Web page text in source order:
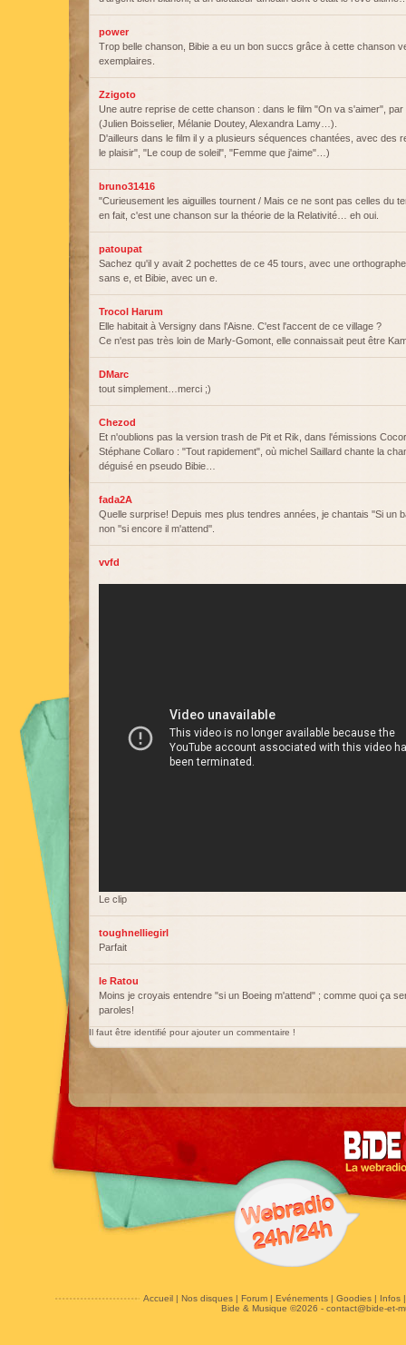
power
Trop belle chanson, Bibie a eu un bon succs grâce à cette chanson
exemplaires.
Zzigoto
Une autre reprise de cette chanson : dans le film "On va s'aimer",
(Julien Boisselier, Mélanie Doutey, Alexandra Lamy…).
D'ailleurs dans le film il y a plusieurs séquences chantées, avec des
le plaisir", "Le coup de soleil", "Femme que j'aime"…)
bruno31416
"Curieusement les aiguilles tournent / Mais ce ne sont pas celles du
en fait, c'est une chanson sur la théorie de la Relativité… eh oui.
patoupat
Sachez qu'il y avait 2 pochettes de ce 45 tours, avec une
sans e, et Bibie, avec un e.
Trocol Harum
Elle habitait à Versigny dans l'Aisne. C'est l'accent de ce village ?
Ce n'est pas très loin de Marly-Gomont, elle connaissait peut être
DMarc
tout simplement…merci ;)
Chezod
Et n'oublions pas la version trash de Pit et Rik, dans l'émissions
Stéphane Collaro : "Tout rapidement", où michel Saillard chante la
déguisé en pseudo Bibie…
fada2A
Quelle surprise! Depuis mes plus tendres années, je chantais ''Si un
non ''si encore il m'attend''.
vvfd
Le clip
toughnelliegirl
Parfait
le Ratou
Moins je croyais entendre "si un Boeing m'attend" ; comme quoi ça
paroles!
Il faut être identifié pour ajouter un commentaire !
Accueil| Nos disques| Forum| Evénements| Goodies| Infos
Bide & Musique ©2026 - contact@bide-et-